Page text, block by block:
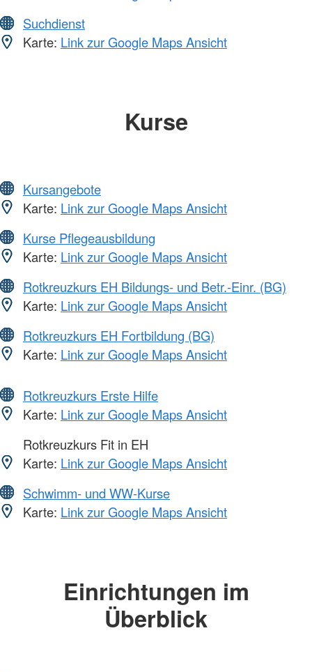
Suchdienst
Karte: Link zur Google Maps Ansicht
Kurse
Kursangebote
Karte: Link zur Google Maps Ansicht
Kurse Pflegeausbildung
Karte: Link zur Google Maps Ansicht
Rotkreuzkurs EH Bildungs- und Betr.-Einr. (BG)
Karte: Link zur Google Maps Ansicht
Rotkreuzkurs EH Fortbildung (BG)
Karte: Link zur Google Maps Ansicht
Rotkreuzkurs Erste Hilfe
Karte: Link zur Google Maps Ansicht
Rotkreuzkurs Fit in EH
Karte: Link zur Google Maps Ansicht
Schwimm- und WW-Kurse
Karte: Link zur Google Maps Ansicht
Einrichtungen im
Überblick